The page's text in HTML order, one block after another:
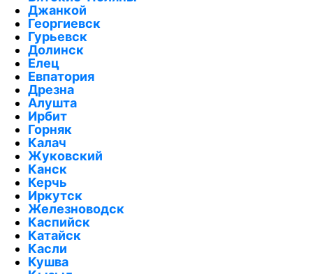
Джанкой
Георгиевск
Гурьевск
Долинск
Елец
Евпатория
Дрезна
Алушта
Ирбит
Горняк
Калач
Жуковский
Канск
Керчь
Иркутск
Железноводск
Каспийск
Катайск
Касли
Кушва